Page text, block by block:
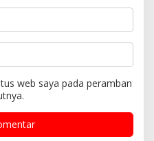
web saya pada peramban